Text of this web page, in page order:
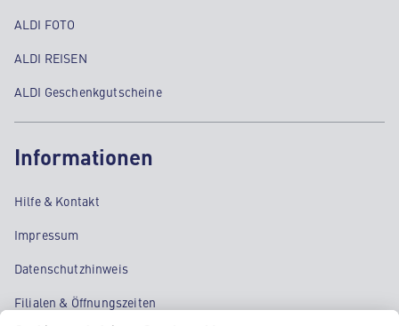
ALDI FOTO
ALDI REISEN
ALDI Geschenkgutscheine
Informationen
Hilfe & Kontakt
Impressum
Datenschutzhinweis
Filialen & Öffnungszeiten